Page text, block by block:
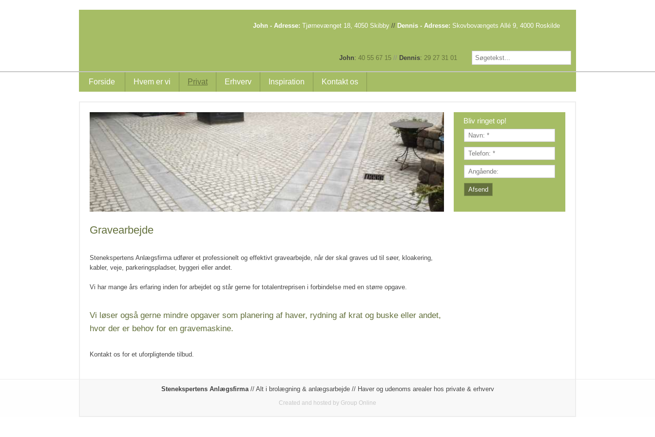
John - Adresse: Tjørnevænget 18, 4050 Skibby// Dennis - Adresse: Skovbovængets Allé 9, 4000 Roskilde​​
John: 40 55 67 15 // Dennis: 29 27 31 01
Forside Hvem er vi Privat Erhverv Inspiration Kontakt os
Bliv ringet op!​
Gravearbejde
Stenekspertens Anlægsfirma udfører et professionelt og effektivt gravearbejde, når der skal graves ud til søer, kloakering,
kabler, veje, parkeringspladser, byggeri eller andet.
Vi har mange års erfaring inden for arbejdet og står gerne for totalentreprisen i forbindelse med en større opgave.
Vi løser også gerne mindre opgaver som planering af haver, rydning af krat og buske eller andet,
hvor der er behov for en gravemaskine.
Kontakt os for et uforpligtende tilbud.
Stenekspertens Anlægsfirma // Alt i brolægning & anlægsarbejde // Haver og udenoms arealer hos private & erhverv
Created and hosted by Group Online